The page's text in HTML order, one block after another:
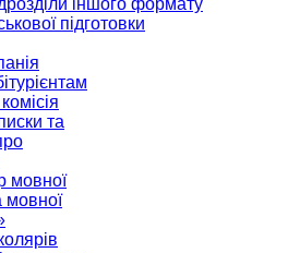
іншого формату
підготовки
та
мовної
мовної